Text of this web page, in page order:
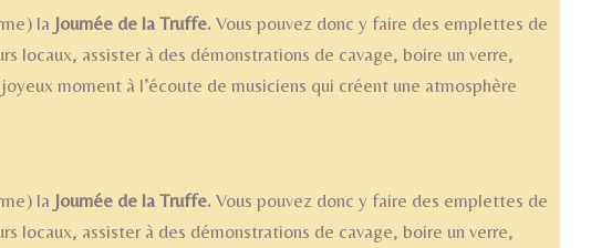
la Journée de la Truffe. Vous pouvez donc y faire des emplettes de
locaux, assister à des démonstrations de cavage, boire un verre,
moment à l’écoute de musiciens qui créent une atmosphère
la Journée de la Truffe. Vous pouvez donc y faire des emplettes de
locaux, assister à des démonstrations de cavage, boire un verre,